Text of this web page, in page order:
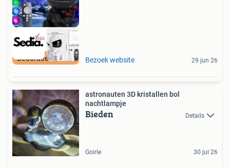
Beoordeeld met 9+ Bezoek website 29 jun 26
astronauten 3D kristallen bol
nachtlampje
Bieden Details
Goirle 30 jul 26